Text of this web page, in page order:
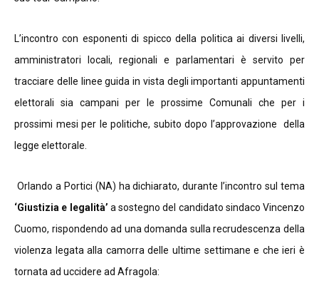
L’incontro con esponenti di spicco della politica ai diversi livelli,
amministratori locali, regionali e parlamentari è servito per
tracciare delle linee guida in vista degli importanti appuntamenti
elettorali sia campani per le prossime Comunali che per i
prossimi mesi per le politiche, subito dopo l’approvazione della
legge elettorale.
Orlando a Portici (NA) ha dichiarato, durante l’incontro sul tema
‘Giustizia e legalità’ a sostegno del candidato sindaco Vincenzo
Cuomo, rispondendo ad una domanda sulla recrudescenza della
violenza legata alla camorra delle ultime settimane e che ieri è
tornata ad uccidere ad Afragola: